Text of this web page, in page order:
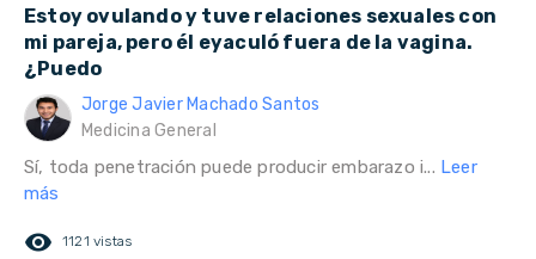
Estoy ovulando y tuve relaciones sexuales con
mi pareja, pero él eyaculó fuera de la vagina.
¿Puedo
Jorge Javier Machado Santos
Medicina General
Sí, toda penetración puede producir embarazo i... Leer
más
remove_red_eye 1121 vistas